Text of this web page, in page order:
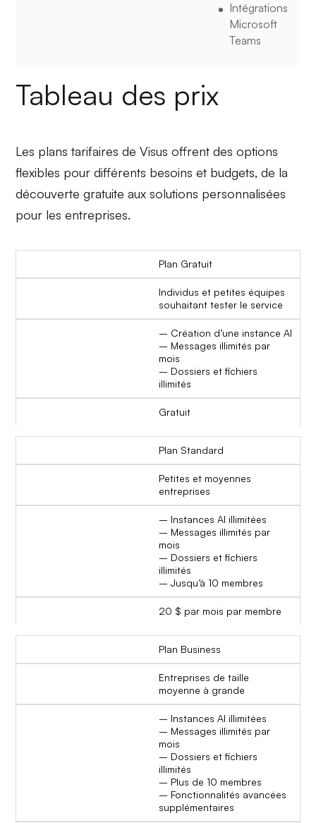
Intégrations
Microsoft
Teams
Tableau des prix
Les plans tarifaires de Visus offrent des options
flexibles pour différents besoins et budgets, de la
découverte gratuite aux solutions personnalisées
pour les entreprises.
Plan Gratuit
Individus et petites équipes
souhaitant tester le service
– Création d’une instance AI
– Messages illimités par
mois
– Dossiers et fichiers
illimités
Gratuit
Plan Standard
Petites et moyennes
entreprises
– Instances AI illimitées
– Messages illimités par
mois
– Dossiers et fichiers
illimités
– Jusqu’à 10 membres
20 $ par mois par membre
Plan Business
Entreprises de taille
moyenne à grande
– Instances AI illimitées
– Messages illimités par
mois
– Dossiers et fichiers
illimités
– Plus de 10 membres
– Fonctionnalités avancées
supplémentaires